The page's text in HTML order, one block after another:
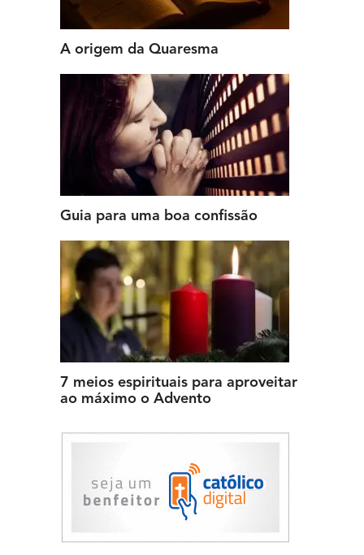
A origem da Quaresma
Guia para uma boa confissão
7 meios espirituais para aproveitar
ao máximo o Advento